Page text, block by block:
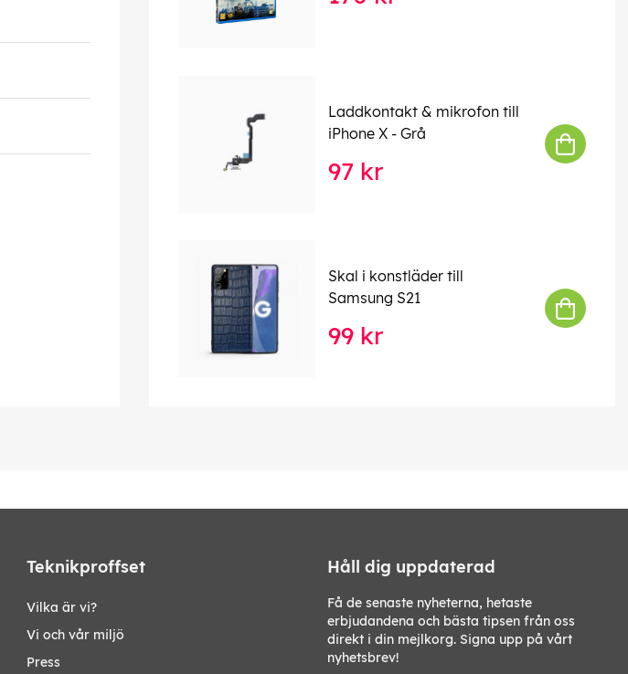
Laddkontakt & mikrofon till
iPhone X - Grå
97 kr
Skal i konstläder till
Samsung S21
99 kr
Teknikproffset
Vilka är vi?
Vi och vår miljö
Press
Håll dig uppdaterad
Få de senaste nyheterna, hetaste
erbjudandena och bästa tipsen från oss
direkt i din mejlkorg. Signa upp på vårt
nyhetsbrev!